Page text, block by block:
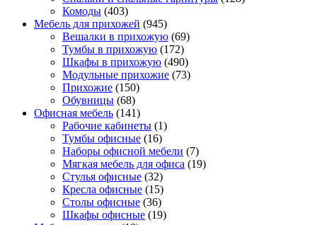
Комоды (403)
Мебель для прихожей (945)
Вешалки в прихожую (69)
Тумбы в прихожую (172)
Шкафы в прихожую (490)
Модульные прихожие (73)
Прихожие (150)
Обувницы (68)
Офисная мебель (141)
Рабочие кабинеты (1)
Тумбы офисные (16)
Наборы офисной мебели (7)
Мягкая мебель для офиса (19)
Стулья офисные (32)
Кресла офисные (15)
Столы офисные (36)
Шкафы офисные (19)